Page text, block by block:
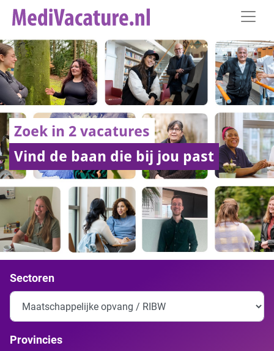
Zoek in 2 vacatures
Vind de baan die bij jou past
Sectoren
Provincies